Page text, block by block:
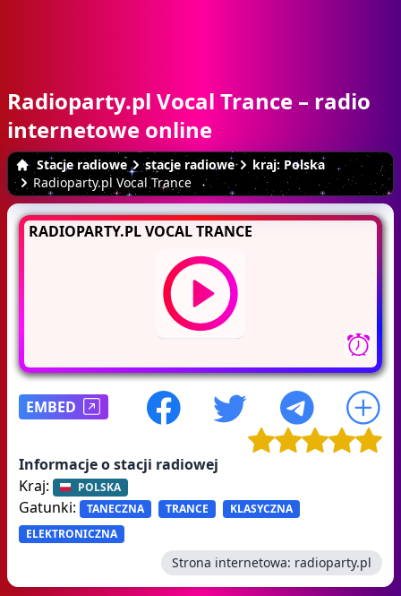
Radioparty.pl Vocal Trance – radio
internetowe online
Stacje radiowe stacje radiowe
kraj: Polska
Radioparty.pl Vocal Trance
RADIOPARTY.PL VOCAL TRANCE
EMBED
Informacje o stacji radiowej
Kraj:
POLSKA
Gatunki: TANECZNA TRANCE
KLASYCZNA
ELEKTRONICZNA
Strona internetowa: radioparty.pl